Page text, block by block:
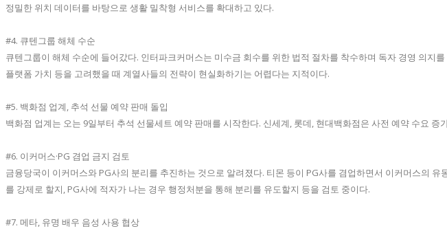
정밀한 위치 데이터를 바탕으로 생활 밀착형 서비스를 확대하고 있다.
#4. 큐텐그룹 해체 수순
큐텐그룹이 해체 수순에 들어갔다. 인터파크커머스는 미수금 회수를 위한 법적 절차를 착수하며 독자 경영 의지
플랫폼 가치 등을 고려했을 때 계열사들의 전략이 현실화하기는 어렵다는 지적이다.
#5. 백화점 업계, 추석 선물 예약 판매 돌입
백화점 업계는 오는 9일부터 추석 선물세트 예약 판매를 시작한다. 신세계, 롯데, 현대백화점은 사전 예약 수요
#6. 이커머스·PG 겸업 금지 검토
금융당국이 이커머스와 PG사의 분리를 추진하는 것으로 알려졌다. 티몬 등이 PG사를 겸업하면서 이커머스의
를 강제로 할지, PG사에 적자가 나는 경우 행정처분을 통해 분리를 유도할지 등을 검토 중이다.
#7. 메타, 유명 배우 음성 사용 협상